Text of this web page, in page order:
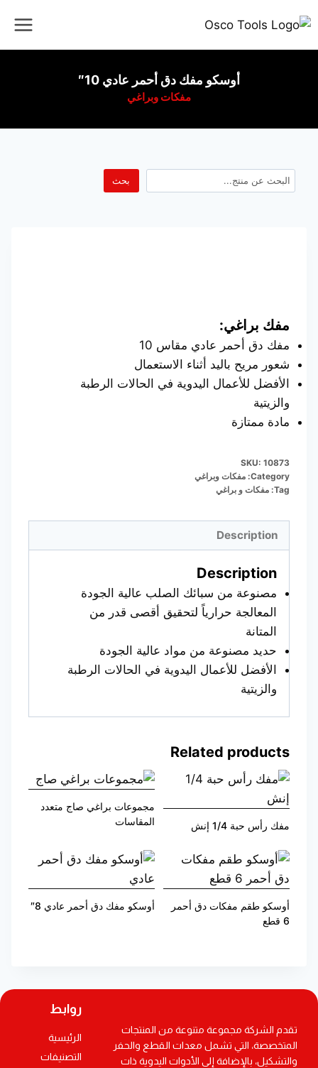
أوسكو مفك دق أحمر عادي 10″
مفكات وبراغي
مفك براغي:
مفك دق أحمر عادي مقاس 10
شعور مريح باليد أثناء الاستعمال
الأفضل للأعمال اليدوية في الحالات الرطبة
والزيتية
مادة ممتازة
SKU: 10873
Category: مفكات وبراغي
Tag: مفكات و براغي
Description
Description
مصنوعة من سبائك الصلب عالية الجودة
المعالجة حرارياً لتحقيق أقصى قدر من
المتانة
حديد مصنوعة من مواد عالية الجودة
الأفضل للأعمال اليدوية في الحالات الرطبة
والزيتية
Related products
مفك رأس حبة 1/4 إنش
مجموعات براغي صاج متعدد
المقاسات
أوسكو طقم مفكات دق أحمر
6 قطع
أوسكو مفك دق أحمر عادي 8″
بحث
تقدم الشركة مجموعة متنوعة من المنتجات
المتخصصة، التي تشمل معدات القطع والحفر
والتشكيل، بالإضافة إلى الأدوات اليدوية ذات
روابط
الرئيسية
التصنيفات